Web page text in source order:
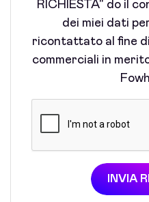
RICHIESTA" do il
dei miei dati
ricontattato al fine
commerciali in
INVIA